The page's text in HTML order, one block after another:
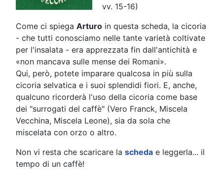
vv. 15-16)
Come ci spiega Arturo in questa scheda, la cicoria
- che tutti conosciamo nelle tante varietà coltivate
per l'insalata - era apprezzata fin dall'antichità e
«non mancava sulle mense dei Romani».
Qui, però, potete imparare qualcosa in più sulla
cicoria selvatica e i suoi splendidi fiori. E, anche,
qualcuno ricorderà l'uso della cicoria come base
dei "surrogati del caffè" (Vero Franck, Miscela
Vecchina, Miscela Leone), sia da sola che
miscelata con orzo o altro.
Non vi resta che scaricare la scheda e leggerla... il
tempo di un caffè!